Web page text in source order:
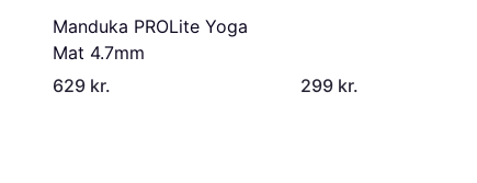
Manduka PROLite Yoga
Mat 4.7mm
629 kr.
299 kr.